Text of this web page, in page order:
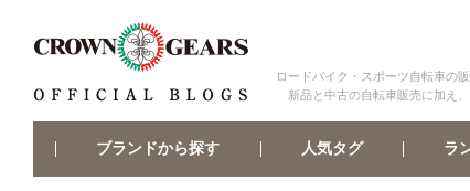
ロードバイク・スポーツ自転車の
新品と中古の自転車販売に加え
ブランドから探す 人気タグ ラ